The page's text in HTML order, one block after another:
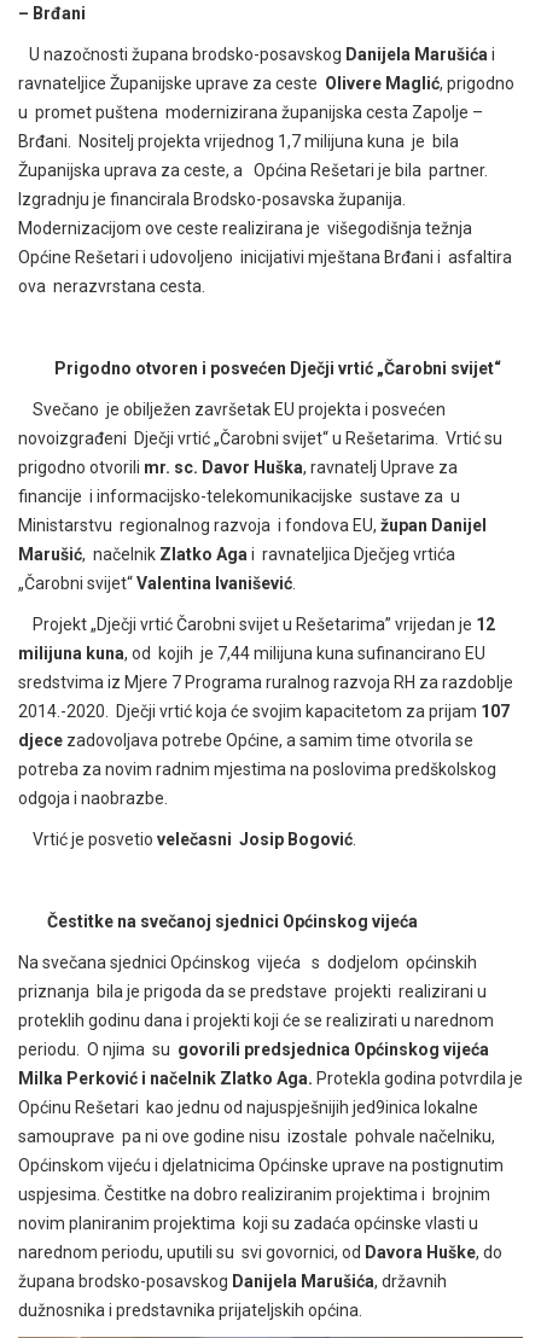
– Brđani
U nazočnosti župana brodsko-posavskog Danijela Marušićai
ravnateljice Županijske uprave za ceste Olivere Maglić, prigodno
u promet puštena modernizirana županijska cesta Zapolje –
Brđani. Nositelj projekta vrijednog 1,7 milijuna kuna je bila
Županijska uprava za ceste, a Općina Rešetari je bila partner.
Izgradnju je financirala Brodsko-posavska županija.
Modernizacijom ove ceste realizirana je višegodišnja težnja
Općine Rešetari i udovoljeno inicijativi mještana Brđani i asfaltira
ova nerazvrstana cesta.
Prigodno otvoren i posvećen Dječji vrtić „Čarobni svijet“
Svečano je obilježen završetak EU projekta i posvećen
novoizgrađeni Dječji vrtić „Čarobni svijet“ u Rešetarima. Vrtić su
prigodno otvorili mr. sc. Davor Huška, ravnatelj Uprave za
financije i informacijsko-telekomunikacijske sustave za u
Ministarstvu regionalnog razvoja i fondova EU, župan Danijel
Marušić, načelnik Zlatko Agai ravnateljica Dječjeg vrtića
„Čarobni svijet“Valentina Ivanišević.
Projekt „Dječji vrtić Čarobni svijet u Rešetarima” vrijedan je 12
milijuna kuna, od kojih je 7,44 milijuna kuna sufinancirano EU
sredstvima iz Mjere 7 Programa ruralnog razvoja RH za razdoblje
2014.-2020. Dječji vrtić koja će svojim kapacitetom za prijam 107
djece zadovoljava potrebe Općine, a samim time otvorila se
potreba za novim radnim mjestima na poslovima predškolskog
odgoja i naobrazbe.
Vrtić je posvetio velečasni Josip Bogović.
Čestitke na svečanoj sjednici Općinskog vijeća
Na svečana sjednici Općinskog vijeća s dodjelom općinskih
priznanja bila je prigoda da se predstave projekti realizirani u
proteklih godinu dana i projekti koji će se realizirati u narednom
periodu. O njima su govorili predsjednica Općinskog vijeća
Milka Perković i načelnik Zlatko Aga. Protekla godina potvrdila je
Općinu Rešetari kao jednu od najuspješnijih jed9inica lokalne
samouprave pa ni ove godine nisu izostale pohvale načelniku,
Općinskom vijeću i djelatnicima Općinske uprave na postignutim
uspjesima. Čestitke na dobro realiziranim projektima i brojnim
novim planiranim projektima koji su zadaća općinske vlasti u
narednom periodu, uputili su svi govornici, od Davora Huške, do
župana brodsko-posavskog Danijela Marušića, državnih
dužnosnika i predstavnika prijateljskih općina.